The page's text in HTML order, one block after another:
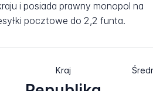
i posiada prawny monopol na
pocztowe do 2,2 funta.
Kraj